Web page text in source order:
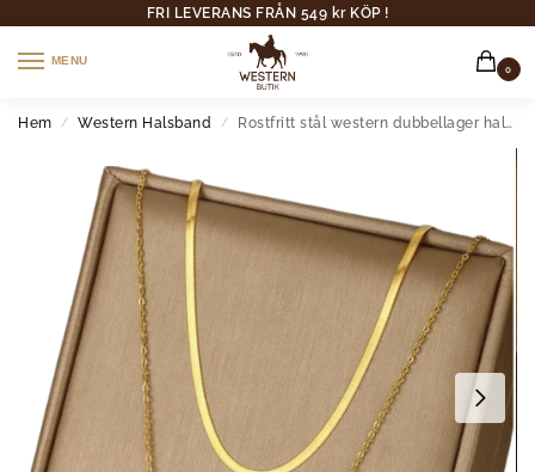
FRI LEVERANS FRÅN 549 kr KÖP !
MENU
0
Hem / Western Halsband / Rostfritt stål western dubbellager halsband med turkos hängsmycke